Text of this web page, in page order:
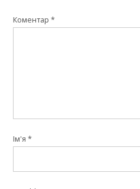
Коментар*
Ім'я*